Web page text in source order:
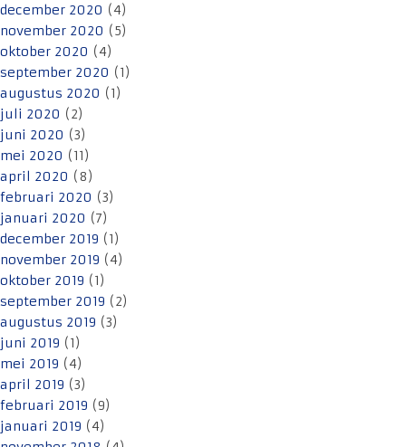
december 2020 (4)
november 2020 (5)
oktober 2020 (4)
september 2020 (1)
augustus 2020 (1)
juli 2020 (2)
juni 2020 (3)
mei 2020 (11)
april 2020 (8)
februari 2020 (3)
januari 2020 (7)
december 2019 (1)
november 2019 (4)
oktober 2019 (1)
september 2019 (2)
augustus 2019 (3)
juni 2019 (1)
mei 2019 (4)
april 2019 (3)
februari 2019 (9)
januari 2019 (4)